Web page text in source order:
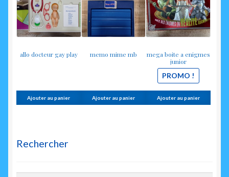
allo docteur gay play
Ajouter au panier
memo mime mb
Ajouter au panier
mega boite a enigmes
junior
PROMO !
Ajouter au panier
Rechercher